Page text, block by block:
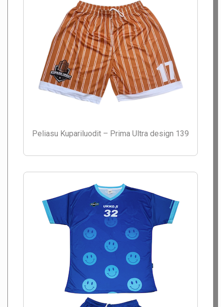
Peliasu Kupariluodit – Prima Ultra design 139